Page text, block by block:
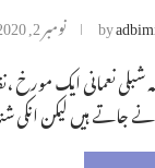
by نومبر 2, 2020
شبلی نعمانی ایک
جاتے ہیں لیکن انکی